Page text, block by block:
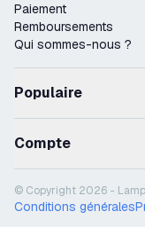
Paiement
Remboursements
Qui sommes-nous ?
Populaire
Compte
© Copyright 2026 -
Conditions générales